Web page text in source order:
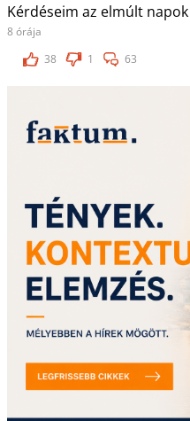
Kérdéseim az elmúlt
8 órája
38
1 63